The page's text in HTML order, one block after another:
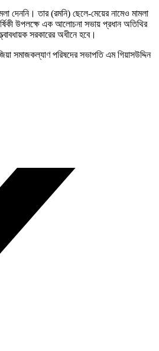
দেননি। তার (রমনি) ছেলে-মেয়ের নামেও মামলা
উপলক্ষে এক আলোচনা সভায় প্রধান অতিথির
সরকারের অধীনে হবে।
সমাজকল্যাণ পরিষদের সভাপতি এম গিয়াসউদ্দিন